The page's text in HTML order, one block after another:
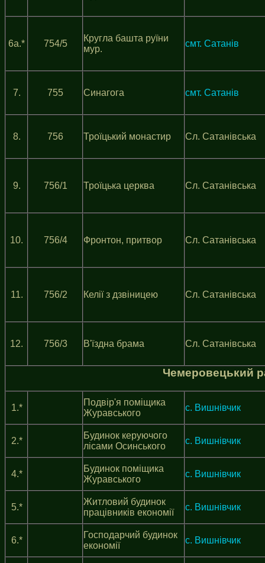
6a.* 754/5
Кругла башта руїни
мур.
смт. Сатанів
7. 755 Синагога смт. Сатанів
8. 756 Троїцький монастир Сл. Сатанівська
9. 756/1 Троїцька церква Сл. Сатанівська
10. 756/4 Фронтон, притвор Сл. Сатанівська
11. 756/2 Келії з дзвіницею Сл. Сатанівська
12. 756/3 В'їздна брама Сл. Сатанівська
Чемеровецький
1.*
Подвір'я поміщика
Журавського
с. Вишнівчик
2.*
Будинок керуючого
лісами Осинського
с. Вишнівчик
4.*
Будинок поміщика
Журавського
с. Вишнівчик
5.*
Житловий будинок
працівників економії
с. Вишнівчик
6.*
Господарчий будинок
економії
с. Вишнівчик